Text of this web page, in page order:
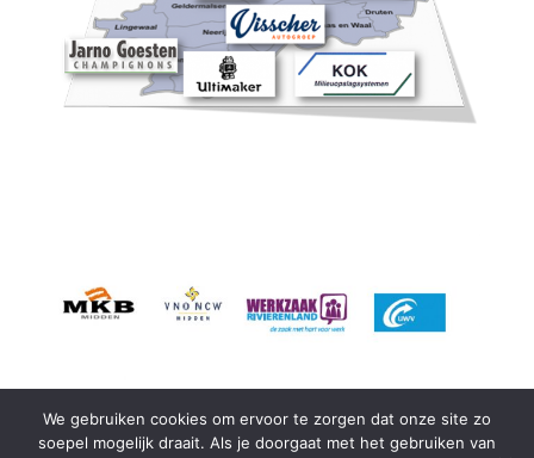
We gebruiken cookies om ervoor te zorgen dat onze site zo
soepel mogelijk draait. Als je doorgaat met het gebruiken van